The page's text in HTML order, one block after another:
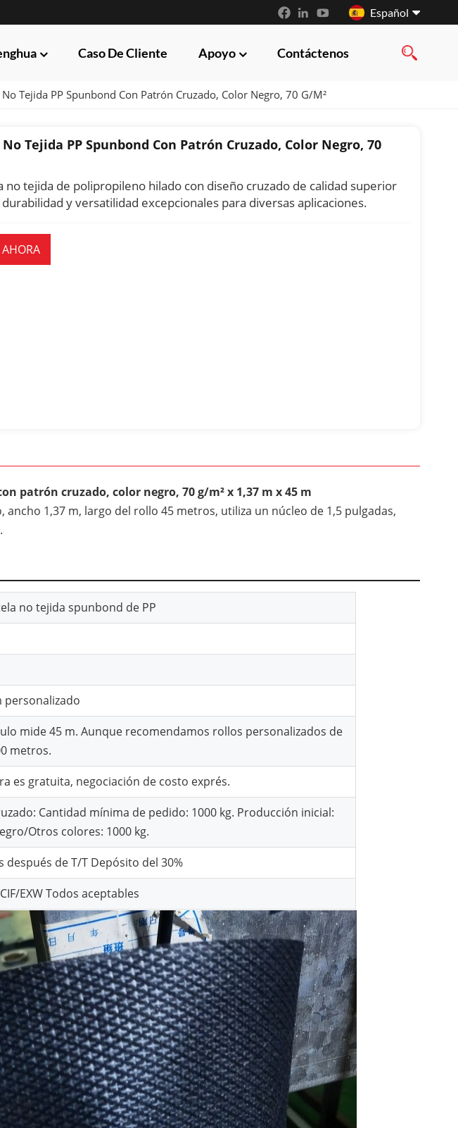
Español
العربية
Caso De Cliente Apoyo Contáctenos
No Tejida PP Spunbond Con Patrón Cruzado, Color Negro, 70 G/m²
Tejida PP Spunbond Con Patrón Cruzado, Color Negro, 70
no tejida de polipropileno hilado con diseño cruzado de calidad superior
y versatilidad excepcionales para diversas aplicaciones.
patrón cruzado, color negro, 70 g/m² x 1,37 m x 45 m
ancho 1,37 m, largo del rollo 45 metros, utiliza un núcleo de 1,5 pulgadas,
no tejida spunbond de PP
personalizado
mide 45 m. Aunque recomendamos rollos personalizados de
metros.
es gratuita, negociación de costo exprés.
Cantidad mínima de pedido: 1000 kg. Producción inicial:
Otros colores: 1000 kg.
después de T/T Depósito del 30%
EXW Todos aceptables